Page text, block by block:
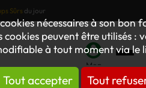
nécessaires à son
cookies peuvent être utilisés :
à tout moment via le
Tout accepter Tout
Sûrs du jour
Mon
compte